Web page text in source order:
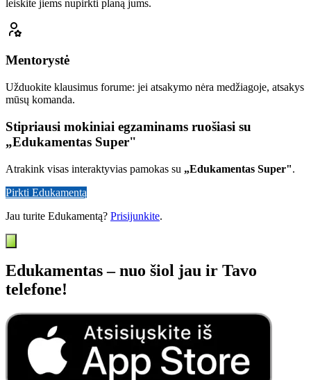
leiskite jiems nupirkti planą jums.
Mentorystė
Užduokite klausimus forume: jei atsakymo nėra medžiagoje, atsakys
mūsų komanda.
Stipriausi mokiniai egzaminams ruošiasi su
„Edukamentas Super"
Atrakink visas interaktyvias pamokas su „Edukamentas Super".
Pirkti Edukamentą
Jau turite Edukamentą? Prisijunkite.
Edukamentas – nuo šiol jau ir Tavo
telefone!